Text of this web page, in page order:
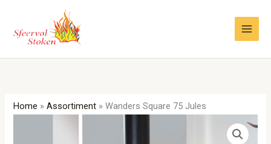
inhoud
Home »Assortiment »Wanders Square 75 Jules